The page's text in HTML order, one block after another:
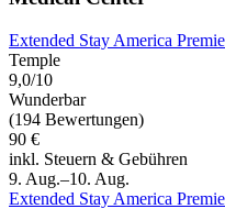
Extended Stay America
Temple
9,0/10
Wunderbar
(194 Bewertungen)
90 €
inkl. Steuern & Gebühren
9. Aug.–10. Aug.
Extended Stay America